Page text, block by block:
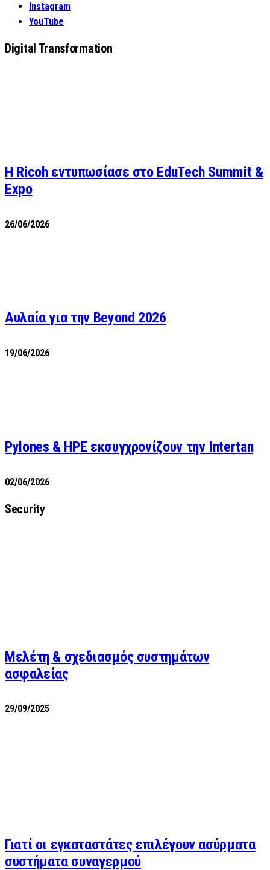
Instagram
YouTube
Digital Transformation
Η Ricoh εντυπωσίασε στο EduTech Summit &
Expo
26/06/2026
Αυλαία για την Beyond 2026
19/06/2026
Pylones & HPE εκσυγχρονίζουν την Intertan
02/06/2026
Security
Μελέτη & σχεδιασμός συστημάτων
ασφαλείας
29/09/2025
Γιατί οι εγκαταστάτες επιλέγουν ασύρματα
συστήματα συναγερμού